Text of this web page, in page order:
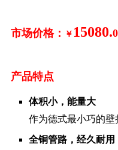
市场价格： ￥ 15080.
产品特点
体积小，能量大
作为德式最小巧的壁
全铜管路，经久耐用